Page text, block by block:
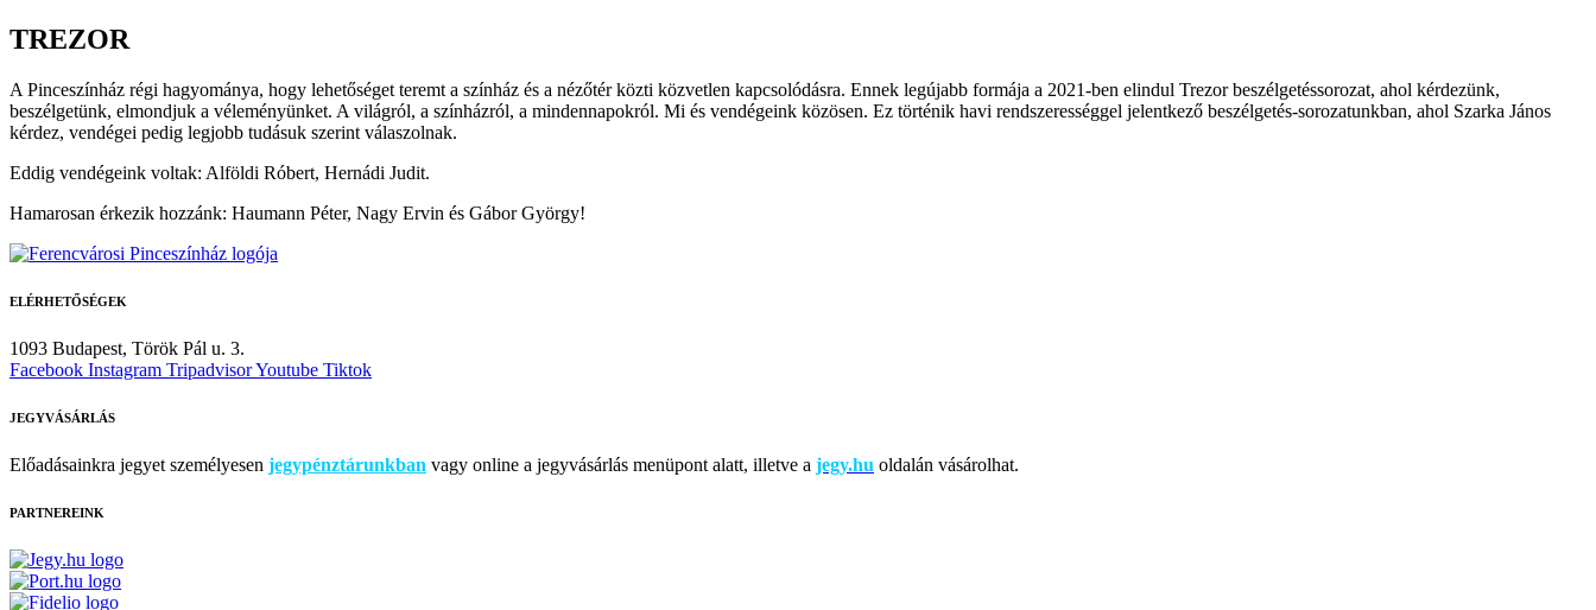
TREZOR
A Pinceszínház régi hagyománya, hogy lehetőséget teremt a színház és a nézőtér közti közvetlen kapcsolódásra. Ennek legújabb formája a 2021-ben elindul Trezor beszélgetéssorozat, ahol kérdezünk,
beszélgetünk, elmondjuk a véleményünket. A világról, a színházról, a mindennapokról. Mi és vendégeink közösen. Ez történik havi rendszerességgel jelentkező beszélgetés-sorozatunkban, ahol Szarka János
kérdez, vendégei pedig legjobb tudásuk szerint válaszolnak.
Eddig vendégeink voltak: Alföldi Róbert, Hernádi Judit.
Hamarosan érkezik hozzánk: Haumann Péter, Nagy Ervin és Gábor György!
ELÉRHETŐSÉGEK
1093 Budapest, Török Pál u. 3.
Facebook Instagram TripadvisorYoutube Tiktok
JEGYVÁSÁRLÁS
Előadásainkra jegyet személyesen jegypénztárunkban vagy online a jegyvásárlás menüpont alatt, illetve a jegy.hu oldalán vásárolhat.
PARTNEREINK